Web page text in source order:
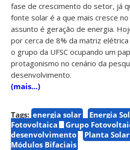
fase de crescimento do setor, já
fonte solar é a que mais cresce
assunto é geração de energia.
por cerca de 8% da matriz
o grupo da UFSC ocupando um
protagonismo no cenário da
desenvolvimento.
(mais…)
Tags: energia solar
Energia
Fotovoltaica
Grupo
desenvolvimento
Planta
Módulos Bifaciais